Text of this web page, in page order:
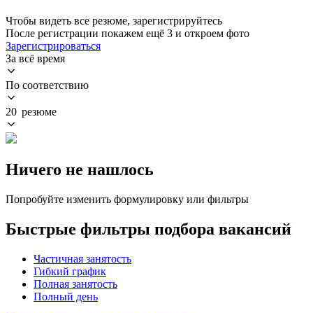
Чтобы видеть все резюме, зарегистрируйтесь
После регистрации покажем ещё 3 и откроем фото
Зарегистрироваться
За всё время
По соответствию
20 резюме
Ничего не нашлось
Попробуйте изменить формулировку или фильтры
Быстрые фильтры подбора вакансий
Частичная занятость
Гибкий график
Полная занятость
Полный день